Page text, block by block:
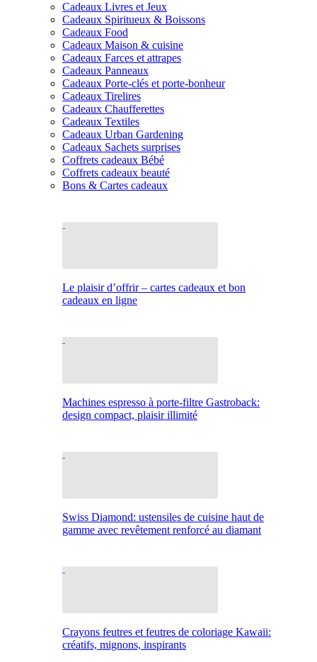
Cadeaux Livres et Jeux
Cadeaux Spiritueux & Boissons
Cadeaux Food
Cadeaux Maison & cuisine
Cadeaux Farces et attrapes
Cadeaux Panneaux
Cadeaux Porte-clés et porte-bonheur
Cadeaux Tirelires
Cadeaux Chaufferettes
Cadeaux Textiles
Cadeaux Urban Gardening
Cadeaux Sachets surprises
Coffrets cadeaux Bébé
Coffrets cadeaux beauté
Bons & Cartes cadeaux
Le plaisir d’offrir – cartes cadeaux et bon
cadeaux en ligne
Machines espresso à porte-filtre Gastroback:
design compact, plaisir illimité
Swiss Diamond: ustensiles de cuisine haut de
gamme avec revêtement renforcé au diamant
Crayons feutres et feutres de coloriage Kawaii:
créatifs, mignons, inspirants